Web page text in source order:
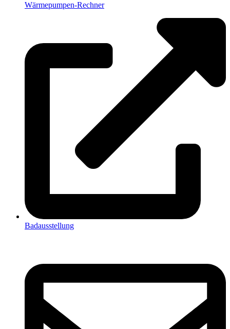
Wärmepumpen-Rechner
Badausstellung